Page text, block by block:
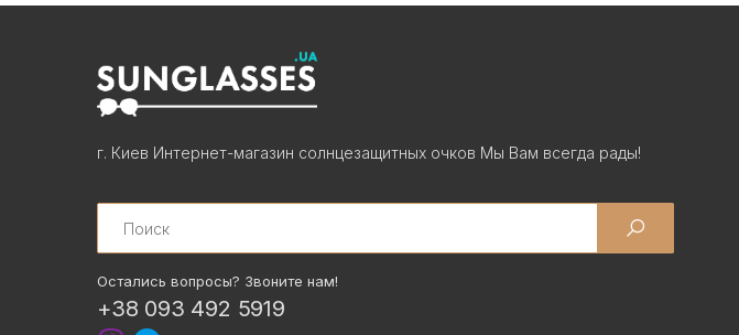
г. Киев Интернет-магазин солнцезащитных очков Мы Вам всегда рады!
Search
Остались вопросы? Звоните нам!
+38 093 492 5919